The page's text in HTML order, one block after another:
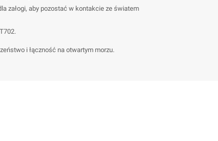
załogi, aby pozostać w kontakcie ze światem
i łączność na otwartym morzu.